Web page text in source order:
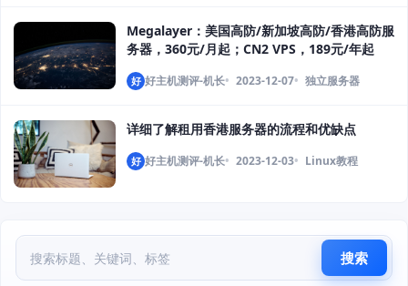
Megalayer：美国高防/新加坡高防/香港高防服
务器，360元/月起；CN2 VPS，189元/年起
好 好主机测评-机长 2023-12-07 独立服务器
详细了解租用香港服务器的流程和优缺点
好 好主机测评-机长 2023-12-03 Linux教程
搜索